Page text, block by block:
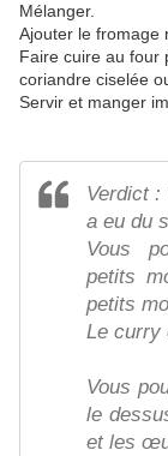
Mélanger.
Ajouter le fromage
Faire cuire au four
coriandre ciselée
Servir et manger
Verdict :
a eu du
Vous
petits
petits
Le curry
Vous
le
et les